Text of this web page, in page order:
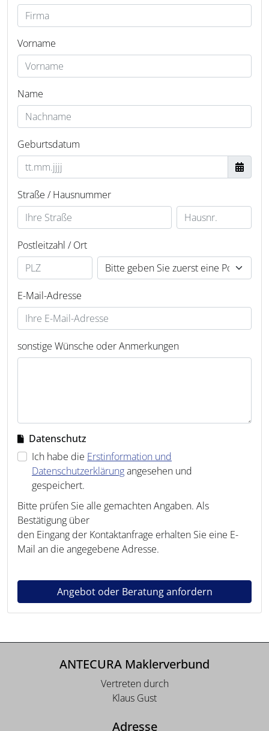
Vorname
Name
Geburtsdatum
Straße / Hausnummer
Postleitzahl / Ort
E-Mail-Adresse
sonstige Wünsche oder Anmerkungen
Datenschutz
Ich habe die Erstinformation und
Datenschutzerklärungangesehen und
gespeichert.
Bitte prüfen Sie alle gemachten Angaben. Als
Bestätigung über
den Eingang der Kontaktanfrage erhalten Sie eine E-
Mail an die angegebene Adresse.
Angebot oder Beratung anfordern
ANTECURA Maklerverbund
Vertreten durch
Klaus Gust
Adresse